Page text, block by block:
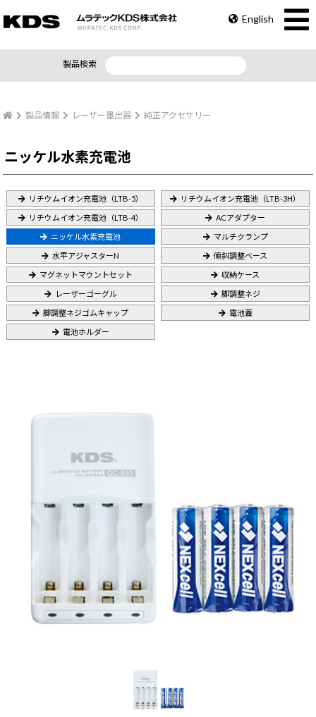
English
製品検索
製品情報 レーザー墨出器 純正アクセサリー
ニッケル水素充電池
リチウムイオン充電池（LTB-5） リチウムイオン充電池（LTB-3H）
リチウムイオン充電池（LTB-4） ACアダプター
ニッケル水素充電池 マルチクランプ
水平アジャスターN 傾斜調整ベース
マグネットマウントセット 収納ケース
レーザーゴーグル 脚調整ネジ
脚調整ネジゴムキャップ 電池蓋
電池ホルダー